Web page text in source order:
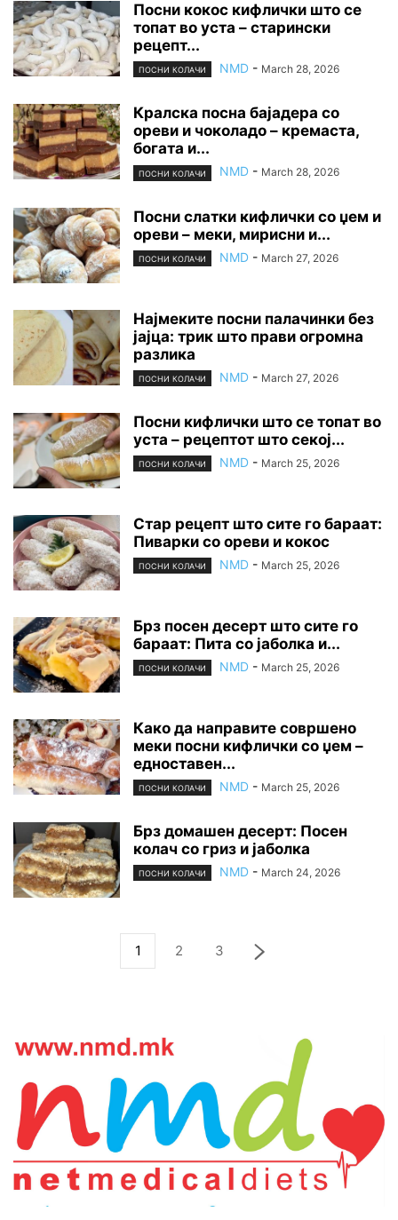
Посни кокос кифлички што се
топат во уста – старински
рецепт...
ПОСНИ КОЛАЧИ NMD - March 28, 2026
Кралска посна бајадера со
ореви и чоколадо – кремаста,
богата и...
ПОСНИ КОЛАЧИ NMD - March 28, 2026
Посни слатки кифлички со џем и
ореви – меки, мирисни и...
ПОСНИ КОЛАЧИ NMD - March 27, 2026
Најмеките посни палачинки без
јајца: трик што прави огромна
разлика
ПОСНИ КОЛАЧИ NMD - March 27, 2026
Посни кифлички што се топат во
уста – рецептот што секој...
ПОСНИ КОЛАЧИ NMD - March 25, 2026
Стар рецепт што сите го бараат:
Пиварки со ореви и кокос
ПОСНИ КОЛАЧИ NMD - March 25, 2026
Брз посен десерт што сите го
бараат: Пита со јаболка и...
ПОСНИ КОЛАЧИ NMD - March 25, 2026
Како да направите совршено
меки посни кифлички со џем –
едноставен...
ПОСНИ КОЛАЧИ NMD - March 25, 2026
Брз домашен десерт: Посен
колач со гриз и јаболка
ПОСНИ КОЛАЧИ NMD - March 24, 2026
1 2 3